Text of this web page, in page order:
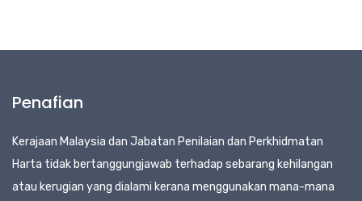
Penafian
Kerajaan Malaysia dan Jabatan Penilaian dan Perkhidmatan
Harta tidak bertanggungjawab terhadap sebarang kehilangan
atau kerugian yang dialami kerana menggunakan mana-mana